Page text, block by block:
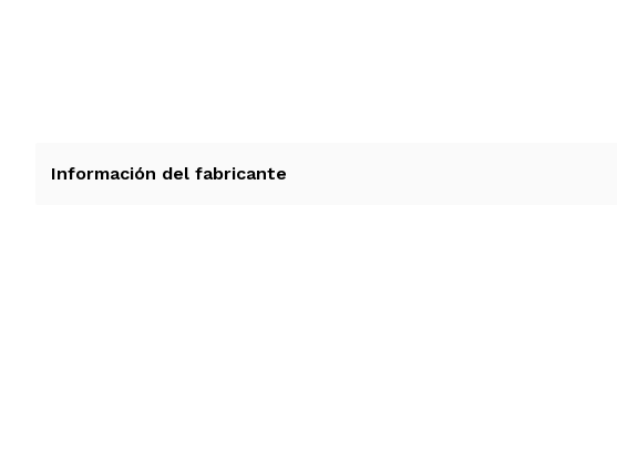
Información del fabricante